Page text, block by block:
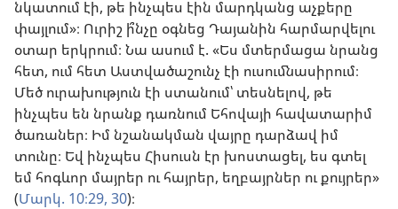
նկատում էի, թե ինչպես էին մարդկանց աչքերը
փայլում»։ Ուրիշ ի՞նչը օգնեց Դայանին հարմարվելու
օտար երկրում։ Նա ասում է. «Ես մտերմացա նրանց
հետ, ում հետ Աստվածաշունչ էի ուսումնասիրում։
Մեծ ուրախություն էի ստանում՝ տեսնելով, թե
ինչպես են նրանք դառնում Եհովայի հավատարիմ
ծառաներ։ Իմ նշանակման վայրը դարձավ իմ
տունը։ Եվ ինչպես Հիսուսն էր խոստացել, ես գտել
եմ հոգևոր մայրեր ու հայրեր, եղբայրներ ու քույրեր»
(Մարկ. 10։29, 30)։